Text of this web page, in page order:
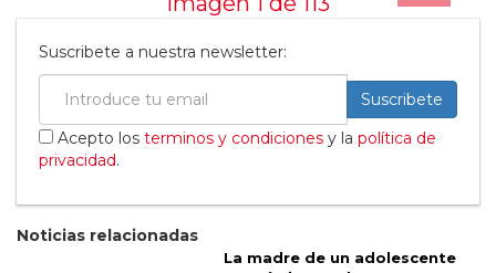
Música
Comparte
¿Te gusta? ¡Puntúalo!
¿para qué sirve un oso?